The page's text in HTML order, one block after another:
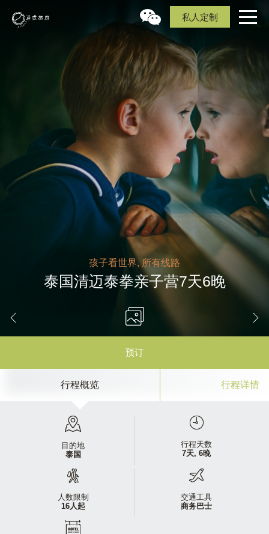
私人定制
孩子看世界, 所有线路
泰国清迈泰拳亲子营7天6晚
行程概览 行程详情
预订
目的地
泰国
行程天数
7天, 6晚
人数限制
16人起
交通工具
商务巴士